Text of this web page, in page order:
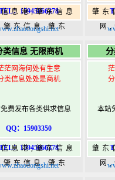
：15945066378
息港,肇东信息
肇东信息,肇东
肇东
网
港
类信息 无限商机
茫网海何处有生意
类信息处处是商机
费发布各类供求信息
QQ：15903350
：15945066378
息港,肇东信息
肇东信息,肇东
本站
肇东
网